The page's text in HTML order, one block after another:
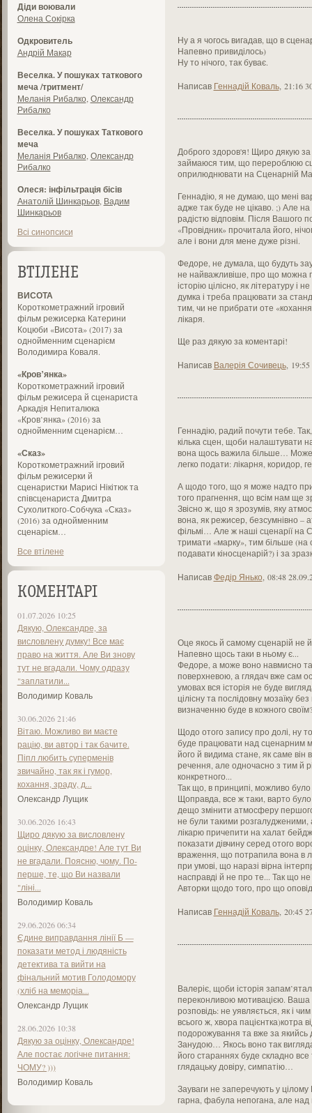
Діди воювали
Олена Сокірка
Одкровитель
Андрій Макар
Веселка. У пошуках таткового
меча /тритмент/
Меланія Рибалко Олександр
Рибалко
Веселка. У пошуках Таткового
меча
Меланія Рибалко Олександр
Рибалко
Олеся: інфільтрація бісів
Анатолій Шинкарьов, Вадим
Шинкарьов
Всі синопсиси
ВТІЛЕНЕ
ВИСОТА
Короткометражний ігровий
фільм режисерка Катерини
Коцюби «Висота» (2017) за
однойменним сценарієм
Володимира Коваля.
«Кров’янка»
Короткометражний ігровий
фільм режисера й сценариста
Аркадія Непиталюка
«Кров’янка» (2016) за
однойменним сценарієм…
«Сказ»
Короткометражний ігровий
фільм режисерки й
сценаристки Марисі Нікітюк та
співсценариста Дмитра
Сухолиткого-Собчука «Сказ»
(2016) за однойменним
сценарієм…
Все втілене
КОМЕНТАРІ
01.07.2026 10:25
Дякую, Олександре, за
висловлену думку! Все має
право на життя. Але Ви знову
тут не вгадали. Чому одразу
"заплатили...
Володимир Коваль
30.06.2026 21:46
Вітаю. Можливо ви маєте
рацію, ви автор і так бачите.
Піпл любить суперменів
звичайно, так як і гумор,
кохання, зраду, д...
Олександр Лущик
30.06.2026 16:43
Щиро дякую за висловлену
оцінку, Олександре! Але тут Ви
не вгадали. Поясню, чому. По-
перше, те, що Ви назвали
"ліні...
Володимир Коваль
29.06.2026 06:34
Єдине виправдання лінії Б —
показати метод і людяність
детектива та вийти на
фінальний мотив Голодомору
(хліб на меморіа...
Олександр Лущик
28.06.2026 10:38
Дякую за оцінку, Олександре!
Але постає логічне питання:
ЧОМУ? )))
Володимир Коваль
Ну а я чогось вигадав, що в
Напевно привиділось)
Ну то нічого, так буває.
Написав Геннадій Коваль, 21:16
Доброго здоров'я! Щиро дякую
займаюся тим, що перероблюю
оприлюднювати на Сценарній
Геннадію, я не думаю, що мені
адже так буде не цікаво. ;) Але
радістю відповім. Після Вашого
«Провідник» прочитала його,
але і вони для мене дуже різні.
Федоре, не думала, що будуть
не найважливіше, про що можна
історію цілісно, як літературу і
думка і треба працювати за
тим, чи не прибрати оте
лікаря.
Ще раз дякую за коментарі!
Написав Валерія Сочивець,
Геннадію, радий почути тебе.
кілька сцен, щоби налаштувати
вона щось важила більше…
легко подати: лікарня, коридор,
А щодо того, що я може надто
того прагнення, що всім нам ще
Звісно ж, що я зрозумів, яку
вона, як режисер, безсумнівно –
фільмі… Але ж наші сценарії на
тримати «марку», тим більше (на
подавати кіносценарій?) і за
НаписавФедір Янько 08:48
Оце якось й самому сценарій не
Напевно щось таки в ньому є...
Федоре, а може воно навмисно
поверхневою, а глядач вже сам
умовах вся історія не буде
цілісну та послідовну мозаїку
визначенню буде в кожного своїм?
Щодо отого запису про долі, ну
буде працювати над сценарним
його й видима стане, як саме він
речення, але одночасно з тим й
конкретного...
Так що, в принципі, можливо
Щоправда, все ж таки, варто
дещо змінити атмосферу першого
не були такими
лікарю причепити на халат
показати дівчину серед отого
враження, що потрапила вона в
при умові, що наразі вірна
насправді й не про те... Так що
Авторки щодо того, про що
Написав Геннадій Коваль, 20:45
Валеріє, щоби історія
переконливою мотивацією. Ваша
розповідь: не уявляється, як і
всього ж, хвора пацієнтка)котра
подорожування та вже за якийсь
Занудою… Якось воно так
його стараннях буде складно
глядацьку довіру, симпатію…
Зауваги не заперечують у
гарна, фабула непогана, але